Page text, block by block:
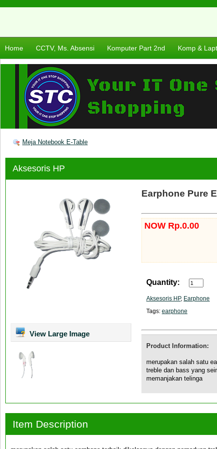
Home CCTV, Ms. Absensi Komputer Part 2nd Komp &
Meja Notebook E-Table
Aksesoris HP
View Large Image
Earphone Pure
NOW Rp.0.00
Quantity:
Aksesoris HP, Earphone
Tags: earphone
Product Information:
merupakan salah satu
treble dan bass yang
memanjakan telinga
Item Description